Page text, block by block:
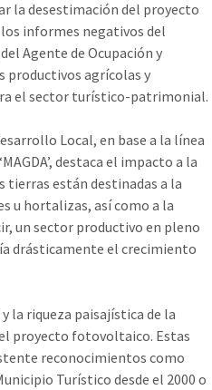
la desestimación del proyecto
los informes negativos del
Agente de Ocupación y
productivos agrícolas y
el sector turístico-patrimonial.
Local, en base a la línea
destaca el impacto a la
tierras están destinadas a la
u hortalizas, así como a la
un sector productivo en pleno
drásticamente el crecimiento
la riqueza paisajística de la
proyecto fotovoltaico. Estas
reconocimientos como
Turístico desde el 2000 o